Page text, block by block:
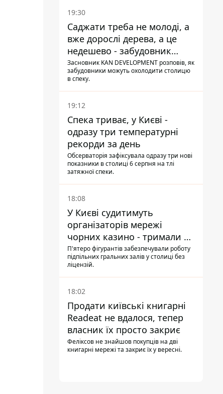
19:30
Саджати треба не молоді, а
вже дорослі дерева, а це
недешево - забудовник
Ніконов
Засновник KAN DEVELOPMENT розповів, як
забудовники можуть охолодити столицю
в спеку.
19:12
Спека триває, у Києві -
одразу три температурні
рекорди за день
Обсерваторія зафіксувала одразу три нові
показники в столиці 6 серпня на тлі
затяжної спеки.
18:08
У Києві судитимуть
організаторів мережі
чорних казино - тримали 39
закладів
П'ятеро фігурантів забезпечували роботу
підпільних гральних залів у столиці без
ліцензій.
18:02
Продати київські книгарні
Readeat не вдалося, тепер
власник їх просто закриє
Феліксов не знайшов покупців на дві
книгарні мережі та закриє їх у вересні.